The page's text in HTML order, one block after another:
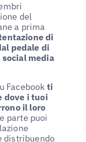
del
a prima
di
pedale di
social media
Facebook ti
dove i tuoi
il loro
parte puoi
distribuendo